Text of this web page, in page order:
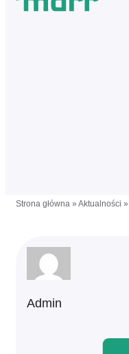
Strona główna » Aktualności »
Admin